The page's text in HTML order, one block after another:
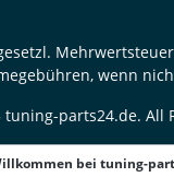
wenn
parts24.de. All
bei tuning-